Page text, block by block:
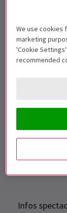
Dates de
Marylebone
Durée: 2hrs
Infos
We use cookies
marketing
'Cookie
recommended